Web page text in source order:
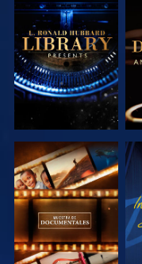
EXPLORA LAS
SERIES
EXPLORA LAS
SERIES